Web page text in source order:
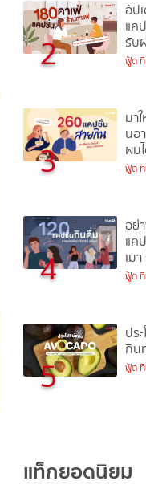
2
อัป
แค
รับ
ฟู้ด
3
มา
นอ
ผม
ฟู้ด
4
อย่
แค
เมา
ฟู้ด
5
ปร
กิน
ฟู้ด
แท็กยอดนิยม